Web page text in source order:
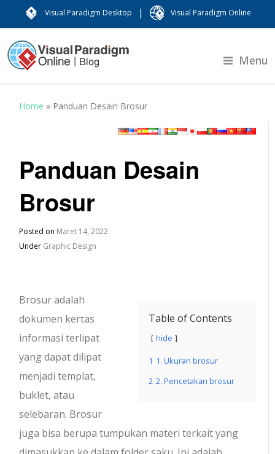
Visual Paradigm Desktop | Visual Paradigm Online
Menu
Home » Panduan Desain Brosur
Panduan Desain
Brosur
Posted on Maret 14, 2022
Under Graphic Design
Table of Contents
hide
1 1. Ukuran brosur
2 2. Pencetakan brosur
Brosur adalah
dokumen kertas
informasi terlipat
yang dapat dilipat
menjadi templat,
buklet, atau
selebaran. Brosur
juga bisa berupa tumpukan materi terkait yang